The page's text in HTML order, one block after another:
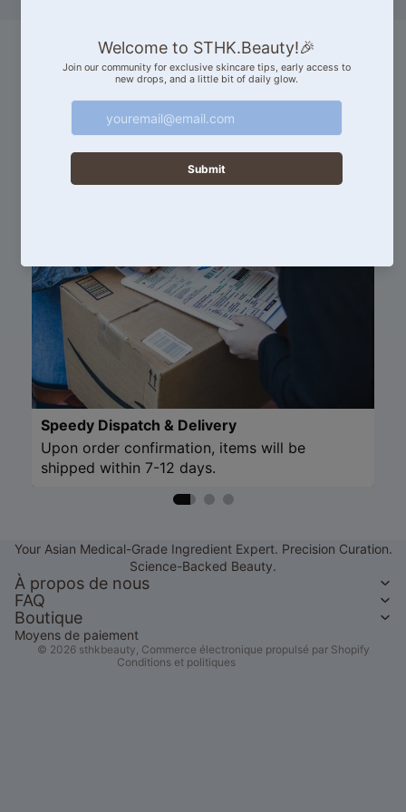
Our Competitive
Advantages
Speedy Dispatch & Delivery
Upon order confirmation, items will be
shipped within 7-12 days.
Your Asian Medical-Grade Ingredient Expert. Precision Curation.
Science-Backed Beauty.
À propos de nous
FAQ
Boutique
Moyens de paiement
© 2026 sthkbeauty Commerce électronique propulsé par Shopify
Conditions et politiques
Politique de remboursement
Conditions d’utilisation
Politique d’expédition
Mentions légales